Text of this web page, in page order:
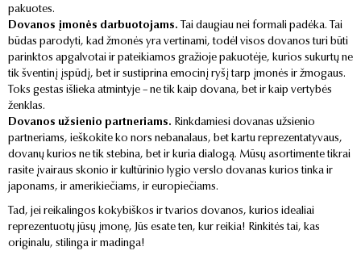
pakuotes.
Dovanos įmonės darbuotojams. Tai daugiau nei formali padėka. Tai
būdas parodyti, kad žmonės yra vertinami, todėl visos dovanos turi būti
parinktos apgalvotai ir pateikiamos gražioje pakuotėje, kurios sukurtų ne
tik šventinį įspūdį, bet ir sustiprina emocinį ryšį tarp įmonės ir žmogaus.
Toks gestas išlieka atmintyje – ne tik kaip dovana, bet ir kaip vertybės
ženklas.
Dovanos užsienio partneriams. Rinkdamiesi dovanas užsienio
partneriams, ieškokite ko nors nebanalaus, bet kartu reprezentatyvaus,
dovanų kurios ne tik stebina, bet ir kuria dialogą. Mūsų asortimente tikrai
rasite įvairaus skonio ir kultūrinio lygio verslo dovanas kurios tinka ir
japonams, ir amerikiečiams, ir europiečiams.
Tad, jei reikalingos kokybiškos ir tvarios dovanos, kurios idealiai
reprezentuotų jūsų įmonę, Jūs esate ten, kur reikia! Rinkitės tai, kas
originalu, stilinga ir madinga!